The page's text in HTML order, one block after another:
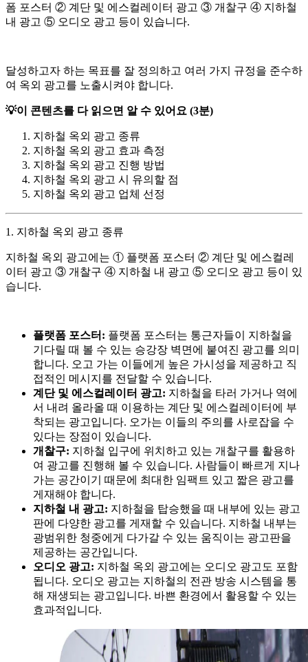
폼 포스터 ② 계단 및 에스컬레이터 광고 ③ 개찰구 ④ 지하철
내 광고 ⑤ 오디오 광고 등이 있습니다.
달성하고자 하는 목표를 잘 정의하고 여러 가지 규정을 준수하
여 옥외 광고를 노출시켜야 합니다.
💡이 콘텐츠를 다 읽으면 알 수 있어요 (3분)
지하철 옥외 광고 종류
지하철 옥외 광고 효과 측정
지하철 옥외 광고 진행 방법
지하철 옥외 광고 시 유의할 점
지하철 옥외 광고 업체 선정
1. 지하철 옥외 광고 종류
지하철 옥외 광고에는 ① 플랫폼 포스터 ② 계단 및 에스컬레
이터 광고 ③ 개찰구 ④ 지하철 내 광고 ⑤ 오디오 광고 등이 있
습니다.
플랫폼 포스터: 플랫폼 포스터는 통근자들이 지하철을
기다릴 때 볼 수 있는 승강장 벽면에 붙여진 광고를 의미
합니다. 오고 가는 이들에게 높은 가시성을 제공하고 직
접적인 메시지를 전달할 수 있습니다.
계단 및 에스컬레이터 광고: 지하철을 타러 가거나 역에
서 내려 올라올 때 이용하는 계단 및 에스컬레이터에 부
착되는 광고입니다. 오가는 이들의 주의를 사로잡을 수
있다는 장점이 있습니다.
개찰구: 지하철 입구에 위치하고 있는 개찰구를 활용하
여 광고를 진행해 볼 수 있습니다. 사람들이 빠르게 지나
가는 공간이기 때문에 최대한 임팩트 있고 짧은 광고를
게재해야 합니다.
지하철 내 광고: 지하철을 탑승했을 때 내부에 있는 광고
판에 다양한 광고를 게재할 수 있습니다. 지하철 내부는
광범위한 청중에게 다가갈 수 있는 움직이는 광고판을
제공하는 공간입니다.
오디오 광고: 지하철 옥외 광고에는 오디오 광고도 포함
됩니다. 오디오 광고는 지하철의 전관 방송 시스템을 통
해 재생되는 광고입니다. 바쁜 환경에서 활용할 수 있는
효과적입니다.